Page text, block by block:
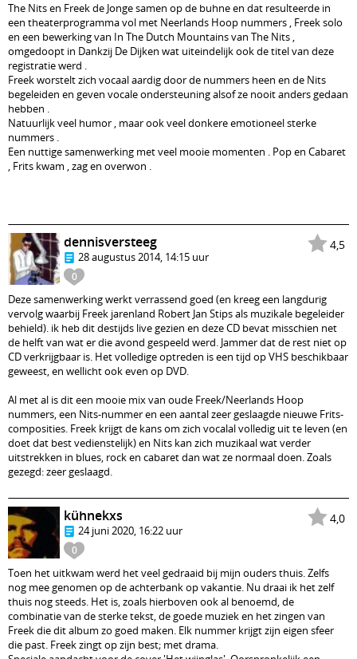
The Nits en Freek de Jonge samen op de buhne en dat resulteerde in
een theaterprogramma vol met Neerlands Hoop nummers , Freek solo
en een bewerking van In The Dutch Mountains van The Nits ,
omgedoopt in Dankzij De Dijken wat uiteindelijk ook de titel van deze
registratie werd .
Freek worstelt zich vocaal aardig door de nummers heen en de Nits
begeleiden en geven vocale ondersteuning alsof ze nooit anders gedaan
hebben .
Natuurlijk veel humor , maar ook veel donkere emotioneel sterke
nummers .
Een nuttige samenwerking met veel mooie momenten . Pop en Cabaret
, Frits kwam , zag en overwon .
4,5
0
dennisversteeg
28 augustus 2014, 14:15 uur
Deze samenwerking werkt verrassend goed (en kreeg een langdurig
vervolg waarbij Freek jarenland Robert Jan Stips als muzikale begeleider
behield). ik heb dit destijds live gezien en deze CD bevat misschien net
de helft van wat er die avond gespeeld werd. Jammer dat de rest niet op
CD verkrijgbaar is. Het volledige optreden is een tijd op VHS beschikbaar
geweest, en wellicht ook even op DVD.
Al met al is dit een mooie mix van oude Freek/Neerlands Hoop
nummers, een Nits-nummer en een aantal zeer geslaagde nieuwe Frits-
composities. Freek krijgt de kans om zich vocalal volledig uit te leven (en
doet dat best vedienstelijk) en Nits kan zich muzikaal wat verder
uitstrekken in blues, rock en cabaret dan wat ze normaal doen. Zoals
gezegd: zeer geslaagd.
4,0
0
kühnekxs
24 juni 2020, 16:22 uur
Toen het uitkwam werd het veel gedraaid bij mijn ouders thuis. Zelfs
nog mee genomen op de achterbank op vakantie. Nu draai ik het zelf
thuis nog steeds. Het is, zoals hierboven ook al benoemd, de
combinatie van de sterke tekst, de goede muziek en het zingen van
Freek die dit album zo goed maken. Elk nummer krijgt zijn eigen sfeer
die past. Freek zingt op zijn best; met drama.